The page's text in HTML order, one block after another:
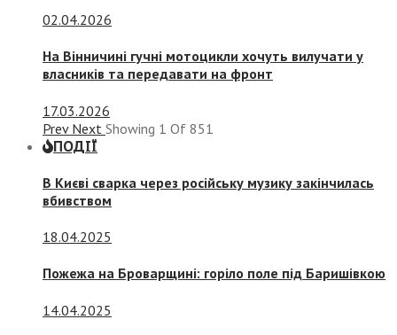
02.04.2026
На Вінничині гучні мотоцикли хочуть вилучати у
власників та передавати на фронт
17.03.2026
Prev Next Showing 1 Of 851
ПОДІЇ
В Києві сварка через російську музику закінчилась
вбивством
18.04.2025
Пожежа на Броварщині: горіло поле під Баришівкою
14.04.2025